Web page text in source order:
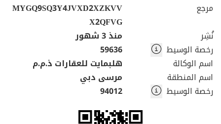
مرجع
MYGQ9SQ3Y4JVXD2XZKVV
X2QFVG
نُشِر
منذ 3 شهور
رخصة الوسيط
59636
اسم الوكالة
هلبمايت للعقارات ذ.م.م
اسم المنطقة
مرسى دبي
رخصة الوسيط
94012